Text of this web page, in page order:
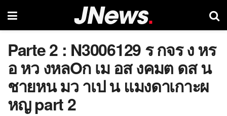
Parte 2 : N3006129 ร กจร ง หร
อ หว งหลOก เม อส งคมต ดส น
ชายหน มว าเป น แมงดาเกาะผ
หญ part 2